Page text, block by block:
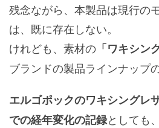
残念ながら、本製品は現行の
は、既に存在しない。
けれども、素材の 「ワキシン
ブランドの製品ラインナップ
エルゴポックのワキシングレ
での経年変化の記録としても